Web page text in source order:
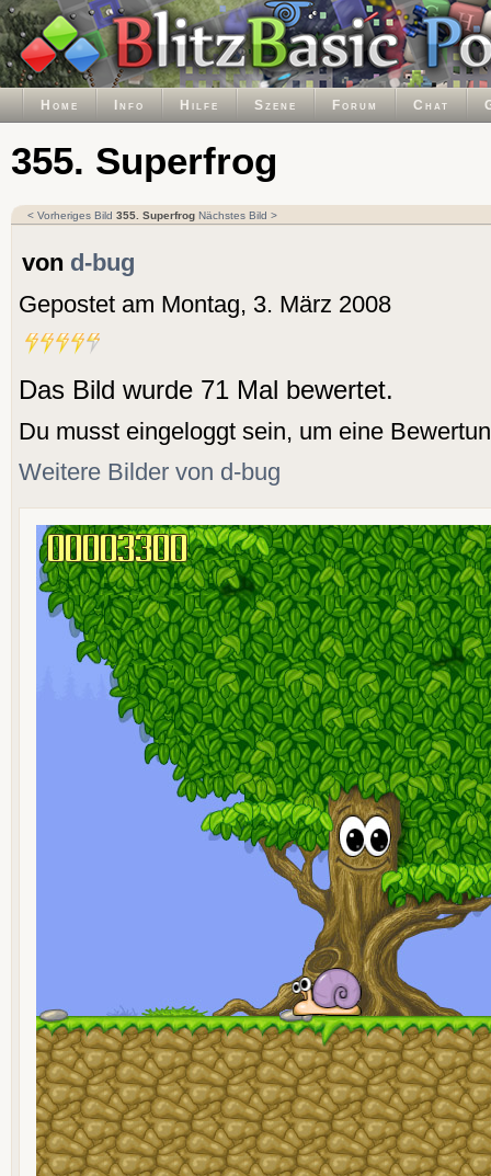
Home Info Hilfe Szene Forum Chat
355. Superfrog
< Vorheriges Bild 355. Superfrog Nächstes Bild >
von d-bug
Gepostet am Montag, 3. März 2008
Das Bild wurde 71 Mal bewertet.
Du musst eingeloggt sein, um eine
Weitere Bilder von d-bug